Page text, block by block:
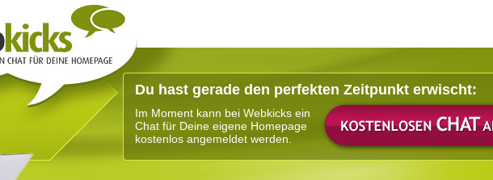
Du hast gerade den perfekten Zeitpunkt erwischt:
Im Moment kann bei Webkicks ein
Chat für Deine eigene Homepage
kostenlos angemeldet werden.